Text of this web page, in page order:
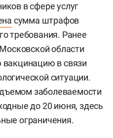
в сфере услуг
сумма штрафов
требования. Ранее
области
вакцинацию в связи
ситуации.
заболеваемости
до 20 июня, здесь
ограничения.